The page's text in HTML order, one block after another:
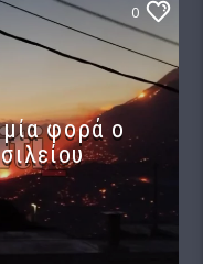
0
μία φορά ο